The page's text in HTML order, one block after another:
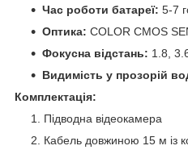
Час роботи батареї: 5-7
Оптика: COLOR CMOS
Фокусна відстань: 1.8,
Видимість у прозорій
Комплектація:
Підводна відеокамера
Кабель довжиною 15 м із